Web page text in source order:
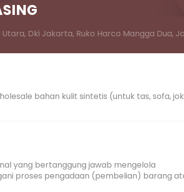
Dki Jakarta, Ruko Harco Mangga Dua,
bahan kulit sintetis (untuk tas, sofa, jok
yang bertanggung jawab mengelola
proses pengadaan (pembelian) barang